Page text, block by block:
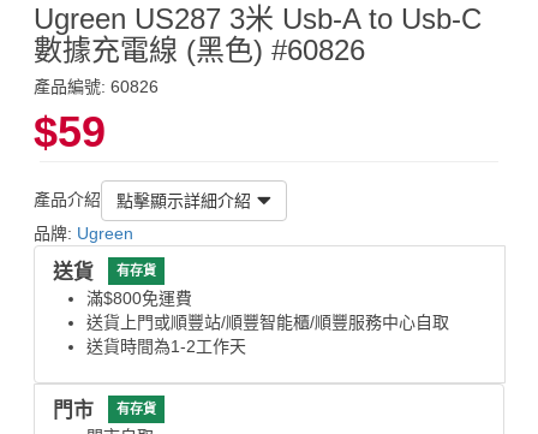
Ugreen US287 3米 Usb-A to Usb-C
數據充電線 (黑色) #60826
產品編號: 60826
$59
產品介紹
點擊顯示詳細介紹
品牌: Ugreen
送貨 有存貨
滿$800免運費
送貨上門或順豐站/順豐智能櫃/順豐服務中心自取
送貨時間為1-2工作天
門市 有存貨